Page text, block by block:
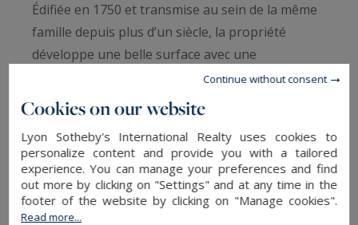
Édifiée en 1750 et transmise au sein de la même
famille depuis plus d’un siècle, la propriété
développe une belle surface avec une
organisation familiale comprenant cinq
chambres, dont trois de plain-pied. Les pièces de
vie et la cuisine offrent de beaux volumes, avec
notamment deux salons et des éléments anciens
préservés : plafond à la française, cheminées
d’époques, matériaux d’origine et ambiance
chaleureuse.
Cookies on our website
Lyon Sotheby's International Realty uses cookies to
personalize content and provide you with a tailored
experience. You can manage your preferences and find
out more by clicking on "Settings" and at any time in the
footer of the website by clicking on "Manage cookies".
Read more...
Continue without consent